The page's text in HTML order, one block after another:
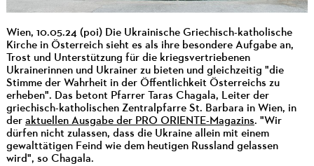
Wien, 10.05.24 (poi) Die Ukrainische Griechisch-katholische
Kirche in Österreich sieht es als ihre besondere Aufgabe an,
Trost und Unterstützung für die kriegsvertriebenen
Ukrainerinnen und Ukrainer zu bieten und gleichzeitig "die
Stimme der Wahrheit in der Öffentlichkeit Österreichs zu
erheben". Das betont Pfarrer Taras Chagala, Leiter der
griechisch-katholischen Zentralpfarre St. Barbara in Wien, in
der aktuellen Ausgabe der PRO ORIENTE-Magazins. "Wir
dürfen nicht zulassen, dass die Ukraine allein mit einem
gewalttätigen Feind wie dem heutigen Russland gelassen
wird", so Chagala.